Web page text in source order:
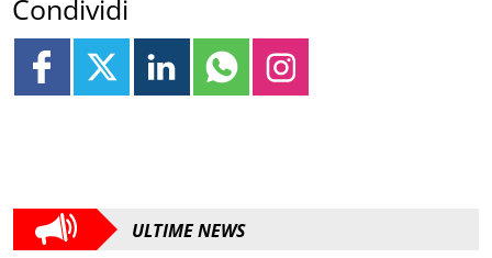
Condividi
ULTIME NEWS